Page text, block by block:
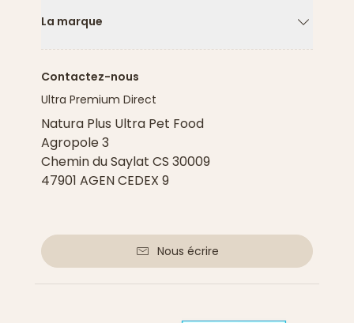
La marque
Contactez-nous
Ultra Premium Direct
Natura Plus Ultra Pet Food
Agropole 3
Chemin du Saylat CS 30009
47901 AGEN CEDEX 9
Nous écrire